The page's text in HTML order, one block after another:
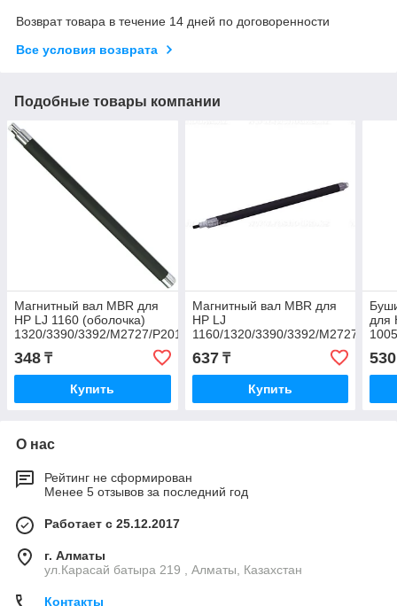
Возврат товара в течение 14 дней по договоренности
Все условия возврата
Подобные товары компании
Магнитный вал MBR для
HP LJ 1160 (оболочка)
1320/3390/3392/M2727/P2014/P2015/P2035/P2055/Pro-
M401/M425/Canon
348 ₸
Купить
Магнитный вал MBR для
HP LJ
1160/1320/3390/3392/M2727/
M401/M425/Canon
637₸
Купить
для
шт
530
О нас
Рейтинг не сформирован
Менее 5 отзывов за последний год
Работает с 25.12.2017
г. Алматы
ул.Карасай батыра 219 , Алматы, Казахстан
Контакты